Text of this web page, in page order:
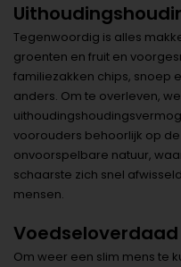
Tegenwoordig is alles
groenten en fruit en
familiezakken chips, snoep
anders. Om te overleven,
voorouders behoorlijk op
onvoorspelbare natuur,
schaarste zich snel
mensen.
Voedseloverdaad
Om weer een slim mens te